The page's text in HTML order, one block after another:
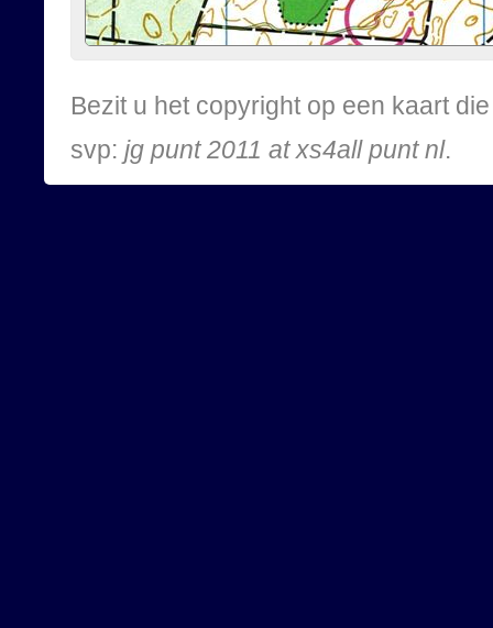
Bezit u het copyright op een kaart
svp: jg punt 2011 at xs4all punt nl.